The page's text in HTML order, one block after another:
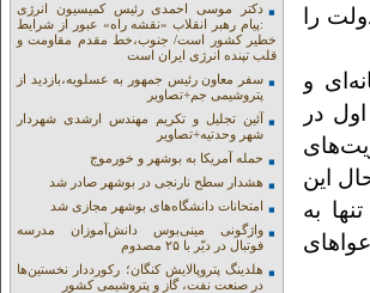
را
و
در
این
به
دکتر موسی احمدی رئیس کمیسیون انرژی
:پیام رهبر انقلاب «نقشه راه» عبور از شرایط
خطیر کشور است/ جنوب،خط مقدم مقاومت و
قلب تپنده انرژی ایران است
سفر معاون رئیس جمهور به عسلویه،بازدید از
پتروشیمی جم+تصاویر
آئین تجلیل و تکریم مهندس ارشدی شهردار
شهر وحدتیه+تصاویر
حمله آمریکا به بوشهر و خورموج
هشدار سطح نارنجی در بوشهر صادر شد
امتحانات دانشگاه‌های بوشهر مجازی شد
واژگونی مینی‌بوس دانش‌آموزان مدرسه
فوتبال در دیّر با ۲۵ مصدوم
هلدینگ پتروپالایش کنگان؛ رکورددار نخستین‌ها
در صنعت نفت، گاز و پتروشیمی کشور